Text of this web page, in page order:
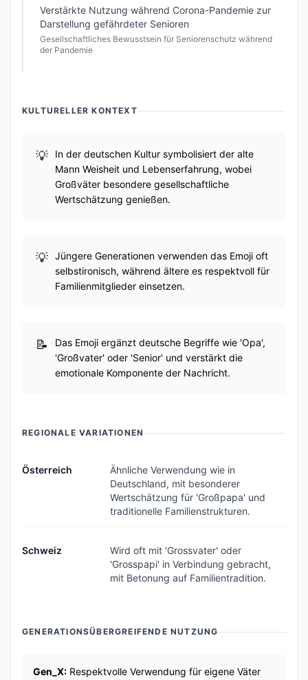
Verstärkte Nutzung während Corona-Pandemie zur
Darstellung gefährdeter Senioren
Gesellschaftliches Bewusstsein für Seniorenschutz während
der Pandemie
KULTURELLER KONTEXT
In der deutschen Kultur symbolisiert der alte
Mann Weisheit und Lebenserfahrung, wobei
Großväter besondere gesellschaftliche
Wertschätzung genießen.
Jüngere Generationen verwenden das Emoji oft
selbstironisch, während ältere es respektvoll für
Familienmitglieder einsetzen.
Das Emoji ergänzt deutsche Begriffe wie 'Opa',
'Großvater' oder 'Senior' und verstärkt die
emotionale Komponente der Nachricht.
REGIONALE VARIATIONEN
Österreich
Ähnliche Verwendung wie in
Deutschland, mit besonderer
Wertschätzung für 'Großpapa' und
traditionelle Familienstrukturen.
Schweiz
Wird oft mit 'Grossvater' oder
'Grosspapi' in Verbindung gebracht,
mit Betonung auf Familientradition.
GENERATIONSÜBERGREIFENDE NUTZUNG
Gen_X: Respektvolle Verwendung für eigene Väter